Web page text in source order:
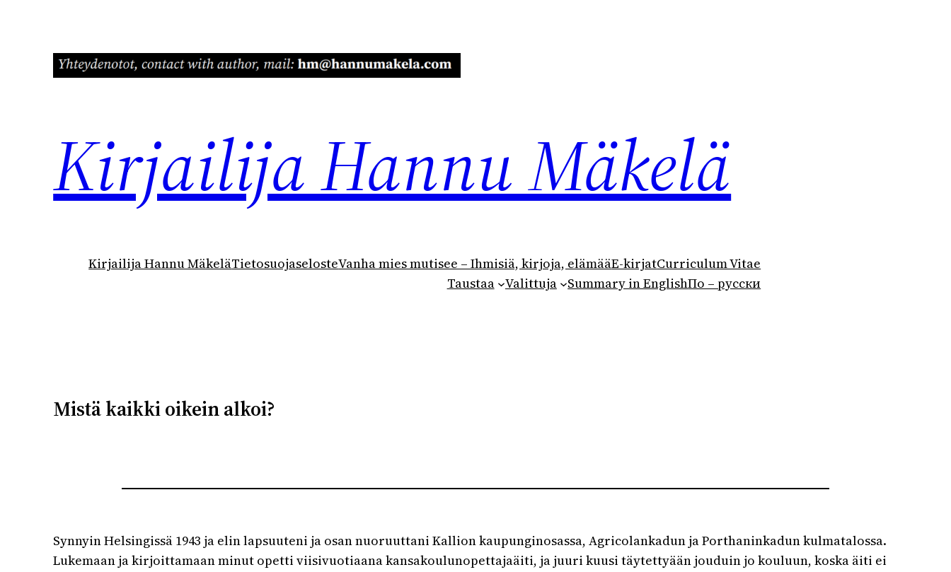
Kirjailija Hannu Mäkelä
Kirjailija Hannu MäkeläTietosuojaselosteVanha mies mutisee – Ihmisiä, kirjoja, elämääE-kirjatCurriculum Vitae
Taustaa
Valittuja Summary in EnglishПо – русски
Mistä kaikki oikein alkoi?
Synnyin Helsingissä 1943 ja elin lapsuuteni ja osan nuoruuttani Kallion kaupunginosassa, Agricolankadun ja Porthaninkadun kulmatalossa.
Lukemaan ja kirjoittamaan minut opetti viisivuotiaana kansakoulunopettajaäiti, ja juuri kuusi täytettyään jouduin jo kouluun, koska äiti ei